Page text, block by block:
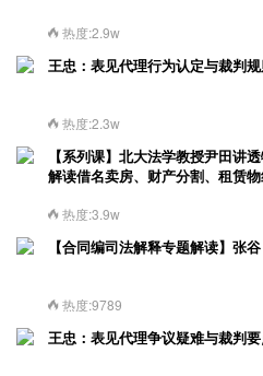
热度:2.9w
王忠：表见代理行为认定与裁判
热度:2.3w
【系列课】北大法学教授尹田
解读借名卖房、财产分割、租赁
热度:3.9w
【合同编司法解释专题解读】张
热度:9789
王忠：表见代理争议疑难与裁判